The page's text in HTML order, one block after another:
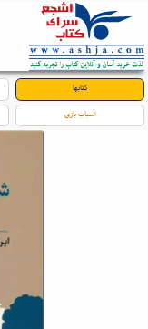
کتابها
اسباب بازی